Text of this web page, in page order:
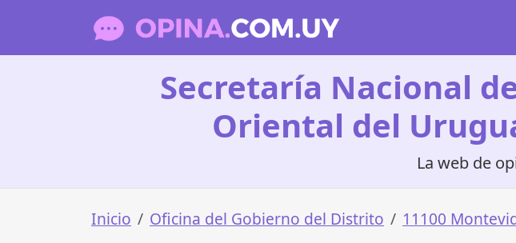
Secretaría Nacional
Oriental del
La web de
Inicio Oficina del Gobierno del Distrito 11100